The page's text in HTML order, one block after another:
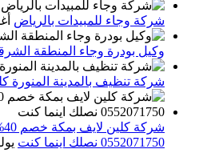
شركة وجاء للمبيدات بالرياض
وكيل بودرة وجاء المنطقة
شركة تنظيف بالمدينة المنورة
0552071750 نصلك اينما كنت
يوليو